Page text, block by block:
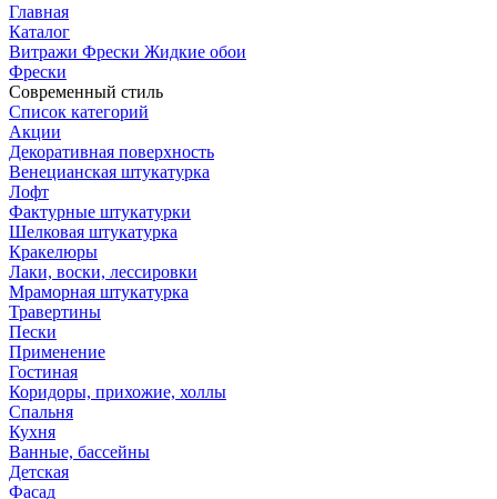
Главная
Каталог
Витражи Фрески Жидкие обои
Фрески
Современный стиль
Список категорий
Акции
Декоративная поверхность
Венецианская штукатурка
Лофт
Фактурные штукатурки
Шелковая штукатурка
Кракелюры
Лаки, воски, лессировки
Мраморная штукатурка
Травертины
Пески
Применение
Гостиная
Коридоры, прихожие, холлы
Спальня
Кухня
Ванные, бассейны
Детская
Фасад